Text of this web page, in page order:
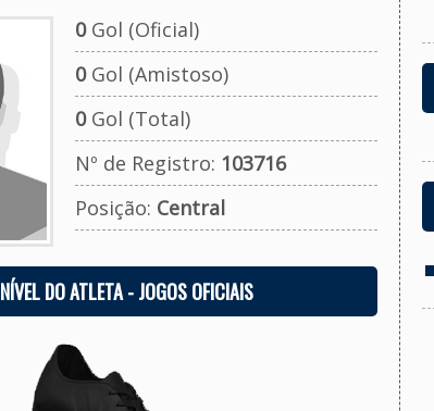
0Gol (Oficial)
0Gol (Amistoso)
0Gol (Total)
Nº de Registro: 103716
Posição: Central
NÍVEL DO ATLETA - JOGOS OFICIAIS